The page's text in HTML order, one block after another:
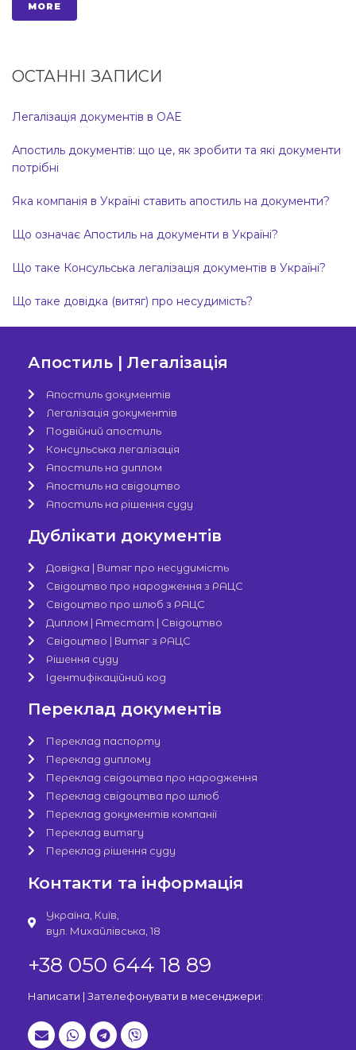
MORE
ОСТАННІ ЗАПИСИ
Легалізація документів в ОАЕ
Апостиль документів: що це, як зробити та які документи
потрібні
Яка компанія в Україні ставить апостиль на документи?
Що означає Апостиль на документи в Україні?
Що таке Консульська легалізація документів в Україні?
Що таке довідка (витяг) про несудимість?
Апостиль | Легалізація
Апостиль документів
Легалізація документів
Подвійний апостиль
Консульська легалізація
Апостиль на диплом
Апостиль на свідоцтво
Апостиль на рішення суду
Дублікати документів
Довідка | Витяг про несудимість
Свідоцтво про народження з РАЦС
Свідоцтво про шлюб з РАЦС
Диплом | Атестат | Свідоцтво
Свідоцтво | Витяг з РАЦС
Рішення суду
Ідентифікаційний код
Переклад документів
Переклад паспорту
Переклад диплому
Переклад свідоцтва про народження
Переклад свідоцтва про шлюб
Переклад документів компанії
Переклад витягу
Переклад рішення суду
Контакти та інформація
Україна, Київ,
вул. Михайлівська, 18
+38 050 644 18 89
Написати | Зателефонувати в месенджери: